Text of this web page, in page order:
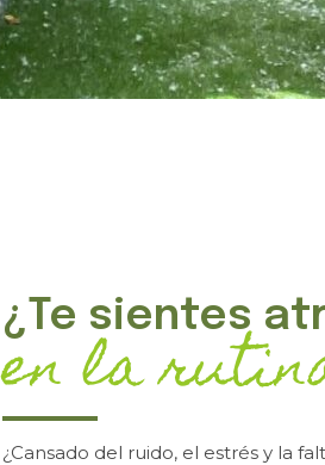
¿Te sientes
en la
¿Cansado del ruido, el estrés y la